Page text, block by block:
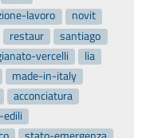
lavoro
novit
restaur
santiago
vercelli
lia
made-in-italy
acconciatura